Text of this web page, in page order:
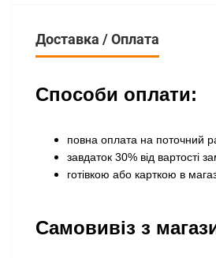
Доставка / Оплата
Способи оплати:
повна оплата на поточний
завдаток 30% від
готівкою або карткою в
Самовивіз з